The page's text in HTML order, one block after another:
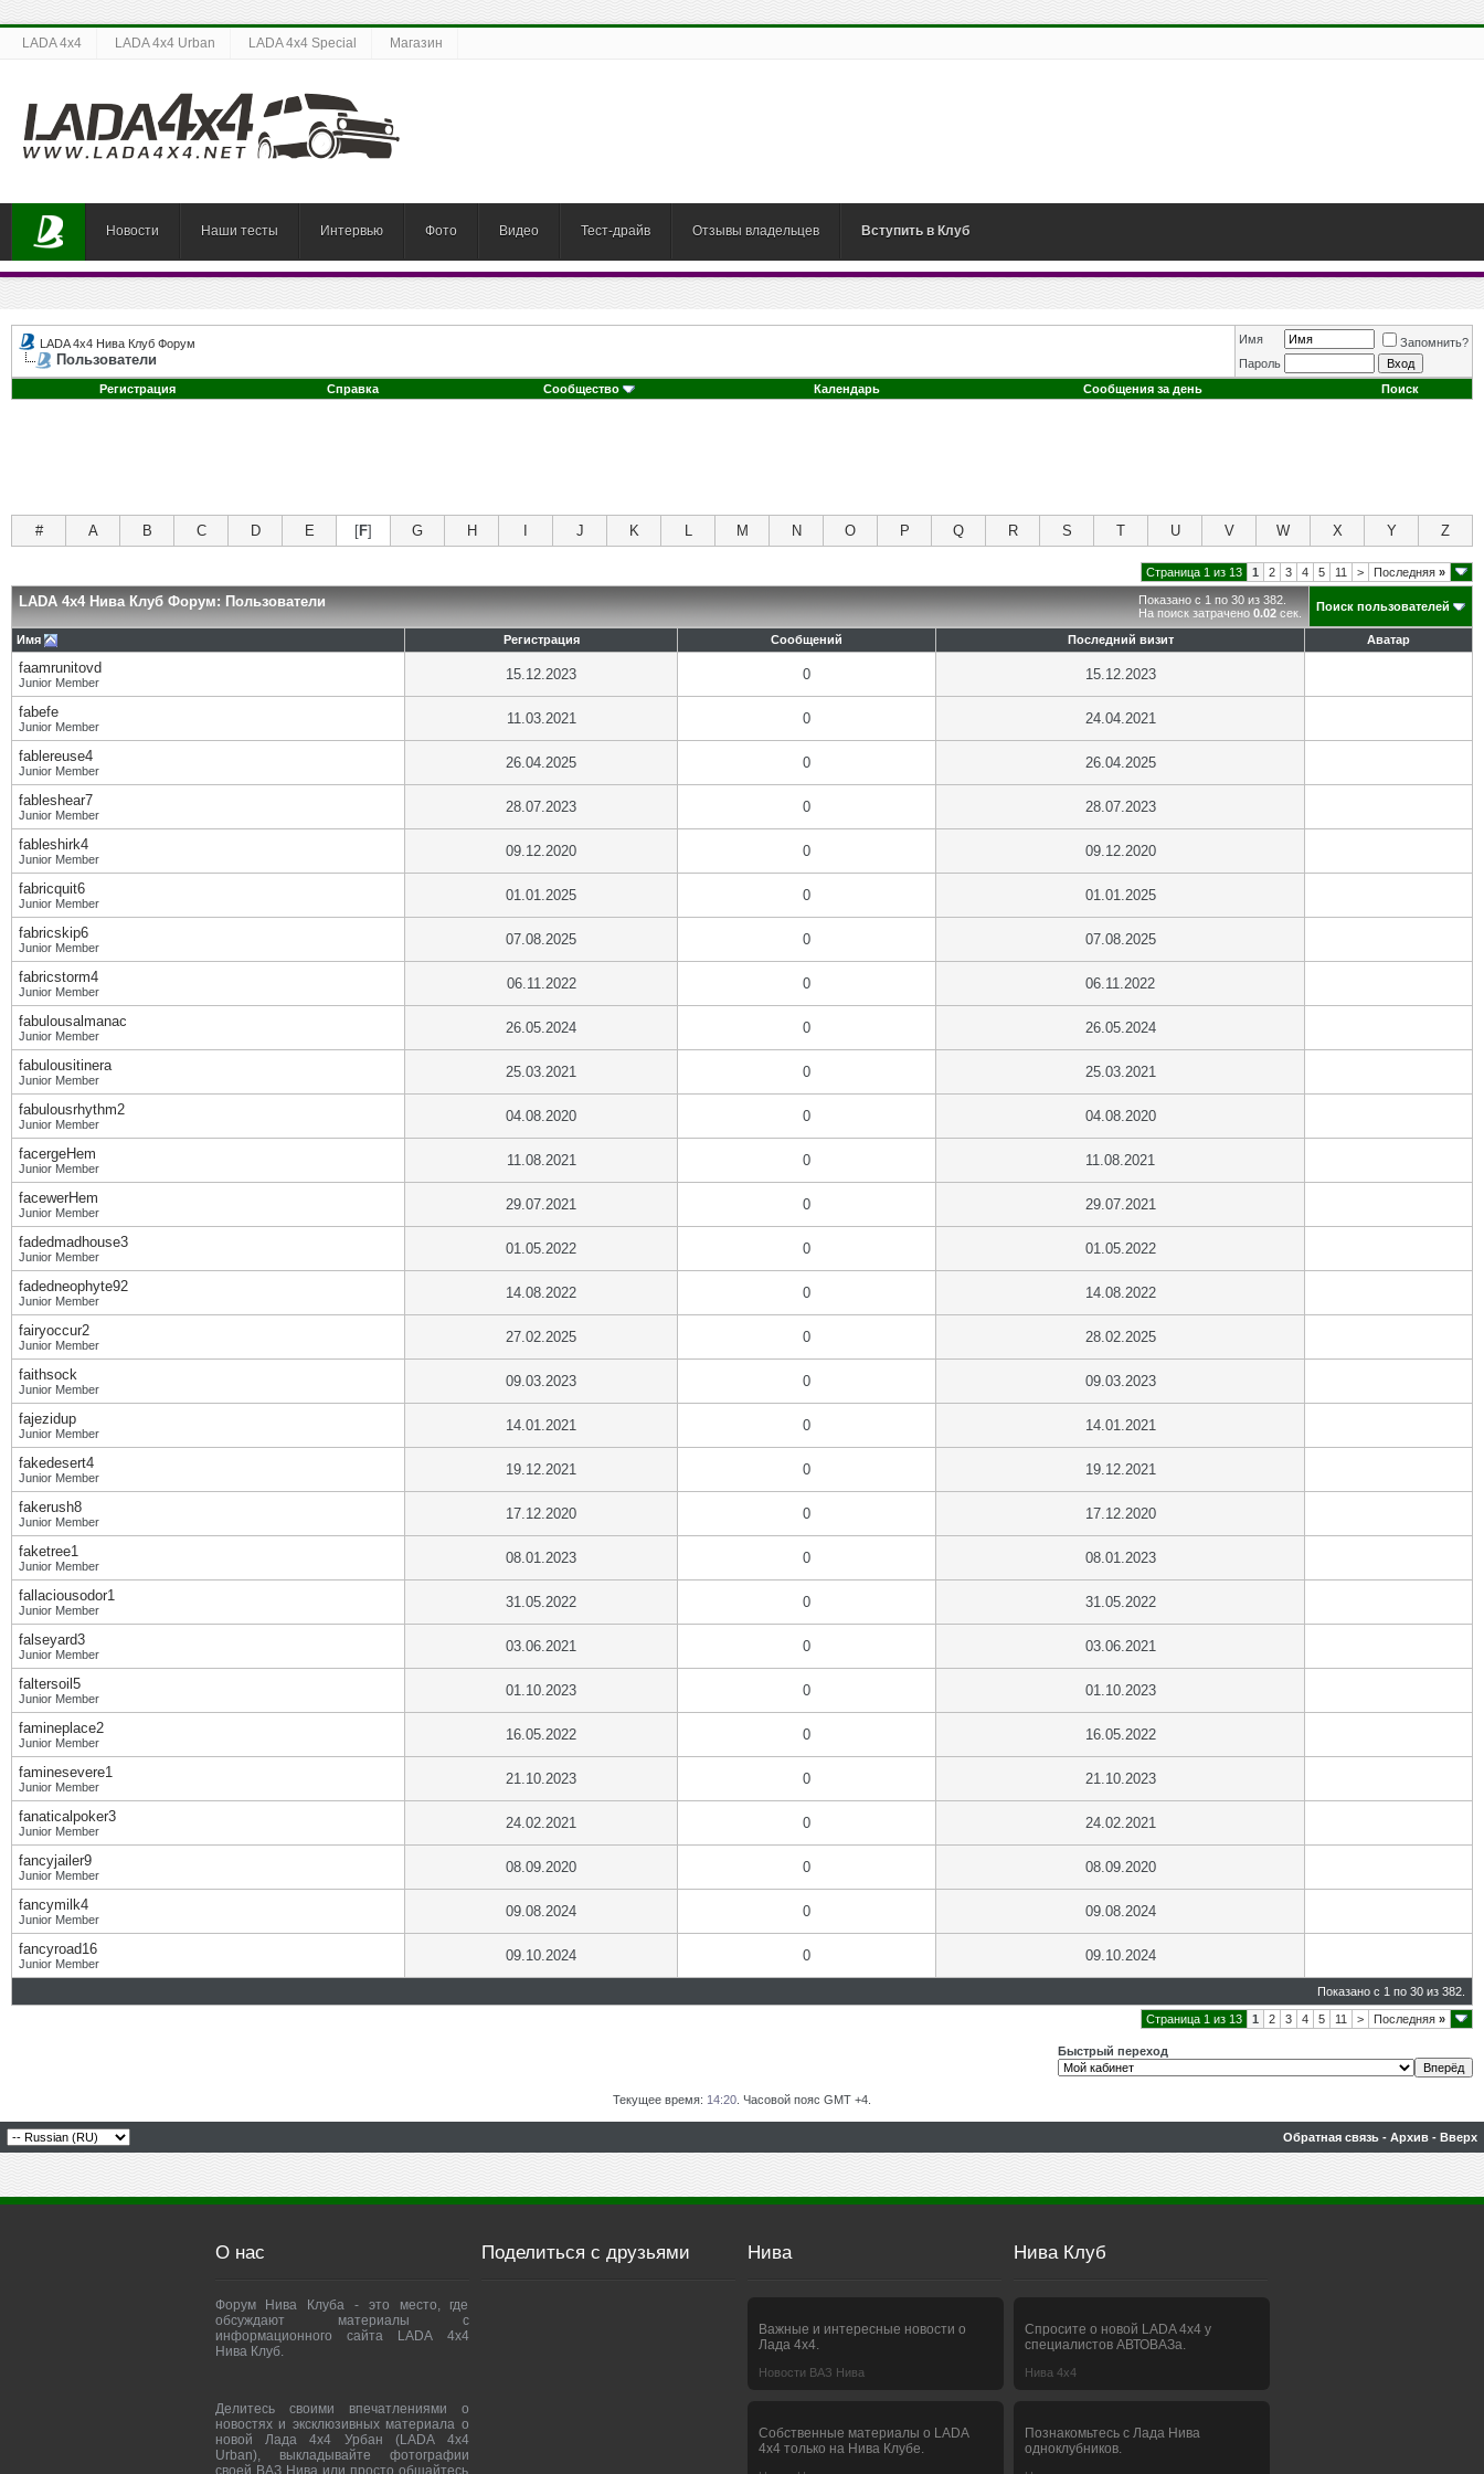
LADA 4x4 LADA 4x4 Urban LADA 4x4 Special Магазин
Новости Наши тесты Интервью Фото Видео Тест-драйв Отзывы владельцев Вступить в Клуб
LADA 4x4 Нива Клуб Форум
Пользователи
Имя
Запомнить?
Пароль
Регистрация
Справка Сообщество Календарь Сообщения за день Поиск
# A B C D E [F] G H J K L M N O P Q R S T U V W X Y Z
Страница 1 из 13 1 2 3 4 5 11 > Последняя »
Показано с 1 по 30 из 382.
На поиск затрачено 0.02 сек.
LADA 4x4 Нива Клуб Форум: Пользователи Поиск пользователей
Имя Регистрация Сообщений Последний визит Аватар
faamrunitovd
Junior Member 15.12.2023 0 15.12.2023
fabefe
Junior Member 11.03.2021 0 24.04.2021
fablereuse4
Junior Member 26.04.2025 0 26.04.2025
fableshear7
Junior Member 28.07.2023 0 28.07.2023
fableshirk4
Junior Member 09.12.2020 0 09.12.2020
fabricquit6
Junior Member 01.01.2025 0 01.01.2025
fabricskip6
Junior Member 07.08.2025 0 07.08.2025
fabricstorm4
Junior Member 06.11.2022 0 06.11.2022
fabulousalmanac
Junior Member 26.05.2024 0 26.05.2024
fabulousitinera
Junior Member 25.03.2021 0 25.03.2021
fabulousrhythm2
Junior Member 04.08.2020 0 04.08.2020
facergeHem
Junior Member 11.08.2021 0 11.08.2021
facewerHem
Junior Member 29.07.2021 0 29.07.2021
fadedmadhouse3
Junior Member 01.05.2022 0 01.05.2022
fadedneophyte92
Junior Member 14.08.2022 0 14.08.2022
fairyoccur2
Junior Member 27.02.2025 0 28.02.2025
faithsock
Junior Member 09.03.2023 0 09.03.2023
fajezidup
Junior Member 14.01.2021 0 14.01.2021
fakedesert4
Junior Member 19.12.2021 0 19.12.2021
fakerush8
Junior Member 17.12.2020 0 17.12.2020
faketree1
Junior Member 08.01.2023 0 08.01.2023
fallaciousodor1
Junior Member 31.05.2022 0 31.05.2022
falseyard3
Junior Member 03.06.2021 0 03.06.2021
faltersoil5
Junior Member 01.10.2023 0 01.10.2023
famineplace2
Junior Member 16.05.2022 0 16.05.2022
faminesevere1
Junior Member 21.10.2023 0 21.10.2023
fanaticalpoker3
Junior Member 24.02.2021 0 24.02.2021
fancyjailer9
Junior Member 08.09.2020 0 08.09.2020
fancymilk4
Junior Member 09.08.2024 0 09.08.2024
fancyroad16
Junior Member 09.10.2024 0 09.10.2024
Показано с 1 по 30 из 382.
Страница 1 из 13 1 2 3 4 5 11 > Последняя »
Быстрый переход
Текущее время: 14:20 . Часовой пояс GMT +4.
Обратная связь - Архив - Вверх
О нас
Форум Нива Клуба - это место, где
обсуждают материалы с
информационного сайта LADA 4x4
Нива Клуб.
Делитесь своими впечатлениями о
новостях и эксклюзивных материала о
новой Лада 4х4 Урбан (LADA 4x4
Urban), выкладывайте фотографии
своей ВАЗ Нива или просто общайтесь
Поделиться с друзьями Нива
Важные и интересные новости о
Лада 4х4.
Новости ВАЗ Нива
Собственные материалы о LADA
4x4 только на Нива Клубе.
Нива Клуб
Спросите о новой LADA 4x4 у
специалистов АВТОВАЗа.
Нива 4х4
Познакомьтесь с Лада Нива
одноклубников.